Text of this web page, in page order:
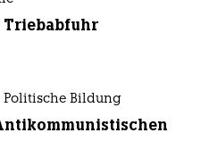
Triebabfuhr
Politische Bildung